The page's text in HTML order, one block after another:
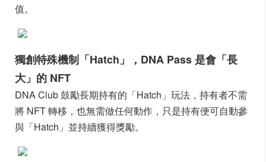
值。
獨創特殊機制「Hatch」，DNA Pass 是會「長
大」的 NFT
DNA Club 鼓勵長期持有的「Hatch」玩法，持有者不需
將 NFT 轉移，也無需做任何動作，只是持有便可自動參
與「Hatch」並持續獲得獎勵。